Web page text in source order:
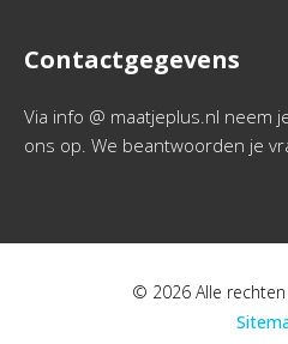
Contactgegevens
Via info @ maatjeplus.nl neem
ons op. We beantwoorden je
© 2026 Alle